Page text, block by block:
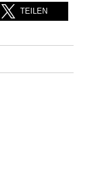
TEILEN